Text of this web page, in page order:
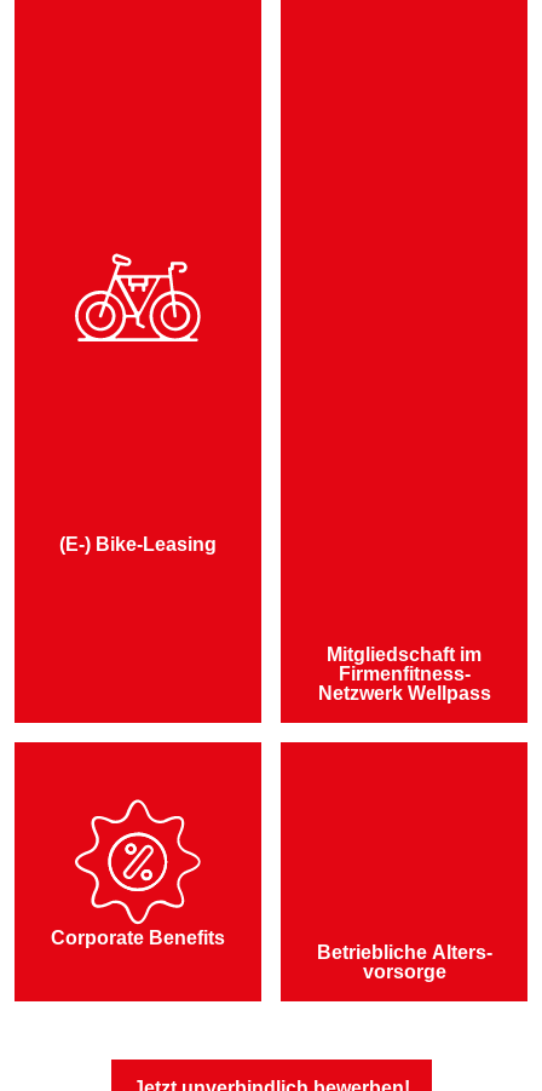
(E-) Bike-Leasing
Mitgliedschaft im
Firmenfitness-
Netzwerk Wellpass
Corporate Benefits
Betriebl­iche Alters­
vorsorge